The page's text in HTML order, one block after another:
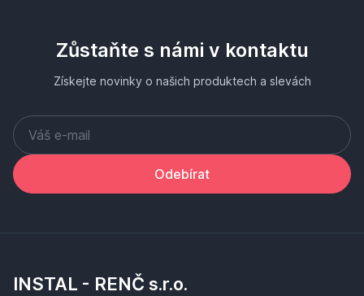
Zůstaňte s námi v kontaktu
Získejte novinky o našich produktech a slevách
Odebírat
INSTAL - RENČ s.r.o.